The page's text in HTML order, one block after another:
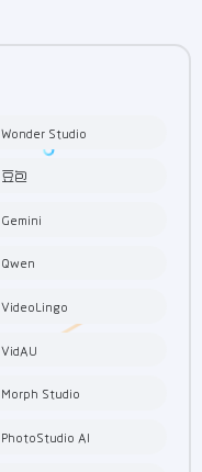
Wonder Studio
豆包
Gemini
Qwen
VideoLingo
VidAU
Morph Studio
PhotoStudio AI